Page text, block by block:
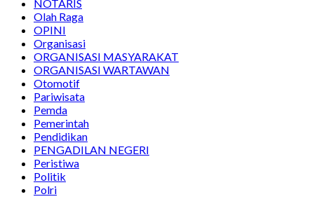
NOTARIS
Olah Raga
OPINI
Organisasi
ORGANISASI MASYARAKAT
ORGANISASI WARTAWAN
Otomotif
Pariwisata
Pemda
Pemerintah
Pendidikan
PENGADILAN NEGERI
Peristiwa
Politik
Polri